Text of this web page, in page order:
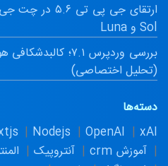
ارتقای جی پی
Sol و Luna
(تحلیل اختصاصی)
دسته‌ها
Nodejs OpenAI xAI
آموزش crm
آنتروپیک